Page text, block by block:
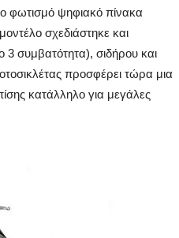
φωτισμό ψηφιακό πίνακα
σχεδιάστηκε και
3 συμβατότητα), σιδήρου και
προσφέρει τώρα μια
κατάλληλο για μεγάλες